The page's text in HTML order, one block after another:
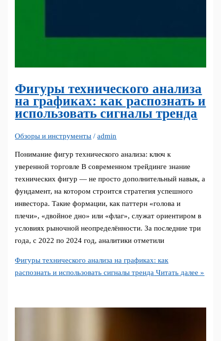
Фигуры технического анализа
на графиках: как распознать и
использовать сигналы тренда
Обзоры и инструменты /admin
Понимание фигур технического анализа: ключ к
уверенной торговле В современном трейдинге знание
технических фигур — не просто дополнительный навык, а
фундамент, на котором строится стратегия успешного
инвестора. Такие формации, как паттерн «голова и
плечи», «двойное дно» или «флаг», служат ориентиром в
условиях рыночной неопределённости. За последние три
года, с 2022 по 2024 год, аналитики отметили
Фигуры технического анализа на графиках: как
распознать и использовать сигналы тренда Читать далее »